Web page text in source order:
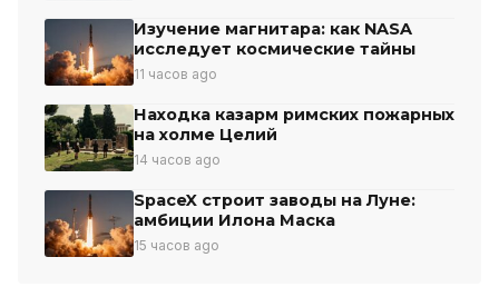
Изучение магнитара: как NASA
исследует космические тайны
11 часов ago
Находка казарм римских пожарных
на холме Целий
14 часов ago
SpaceX строит заводы на Луне:
амбиции Илона Маска
15 часов ago